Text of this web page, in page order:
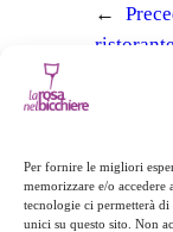
Per fornire le migliori
memorizzare e/o
tecnologie ci permetterà
unici su questo sito. Non
←